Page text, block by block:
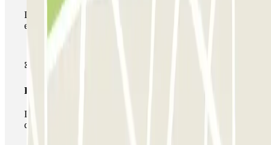
Durante a sua estadia, só poderá entrar e sair do parque de
estacionamento uma vez.
Passe multiestacionamento
Durante a sua estadia, pode utilizar toda a rede de parques
de estacionamento deste operador disponível em Parclick.